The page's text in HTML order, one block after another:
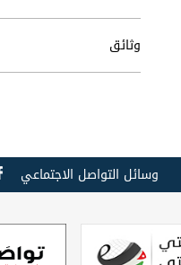
وثائق
وسائل التواصل الاجتماعي